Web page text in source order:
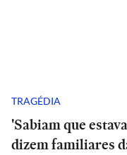
TRAGÉDIA
'Sabiam que
dizem familiares